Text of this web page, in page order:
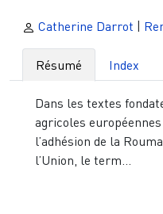
Catherine Darrot |
Résumé Index
Dans les textes
agricoles
l’adhésion de la
l’Union, le term...